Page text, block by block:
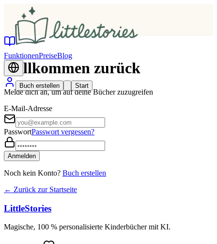
FunktionenPreiseBlog
Buch erstellen Start
Willkommen zurück
Melde dich an, um auf deine Bücher zuzugreifen
E-Mail-Adresse
PasswortPasswort vergessen?
Anmelden
Noch kein Konto? Buch erstellen
← Zurück zur Startseite
LittleStories
Magische, 100 % personalisierte Kinderbücher mit KI.